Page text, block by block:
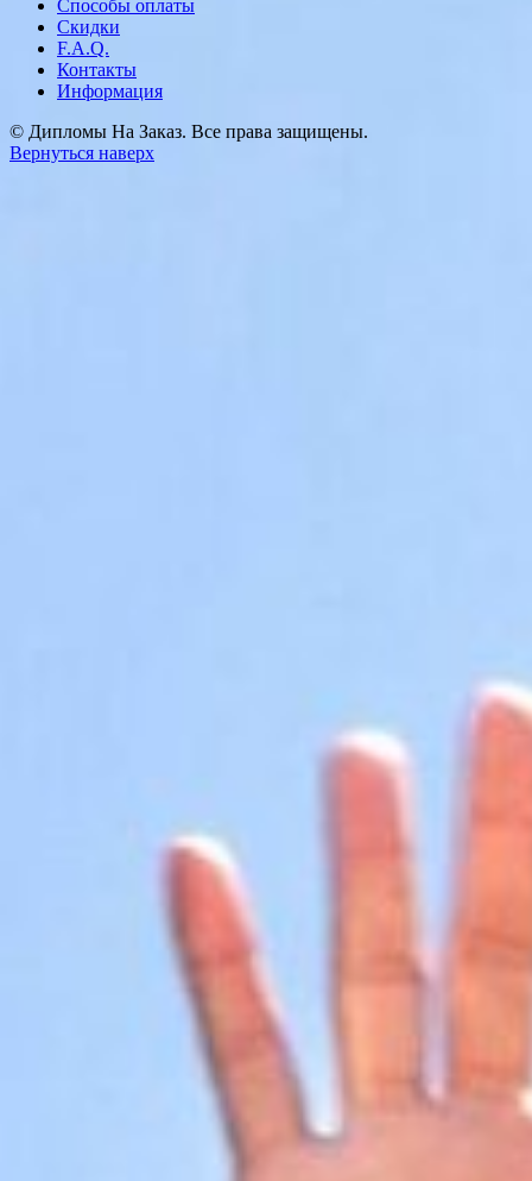
Способы оплаты
Скидки
F.A.Q.
Контакты
Информация
© Дипломы На Заказ. Все права защищены.
Вернуться наверх